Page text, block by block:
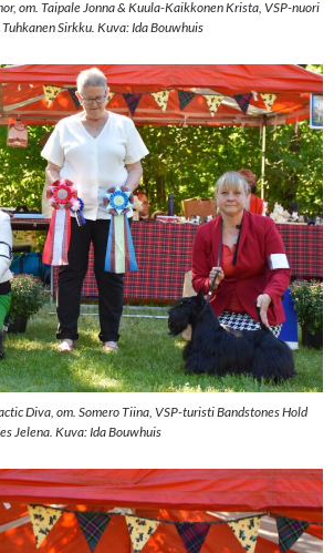
om. Taipale Jonna & Kuula-Kaikkonen Krista, VSP-nuori
Sirkku. Kuva: Ida Bouwhuis
Diva, om. Somero Tiina, VSP-turisti Bandstones Hold
Jelena. Kuva: Ida Bouwhuis